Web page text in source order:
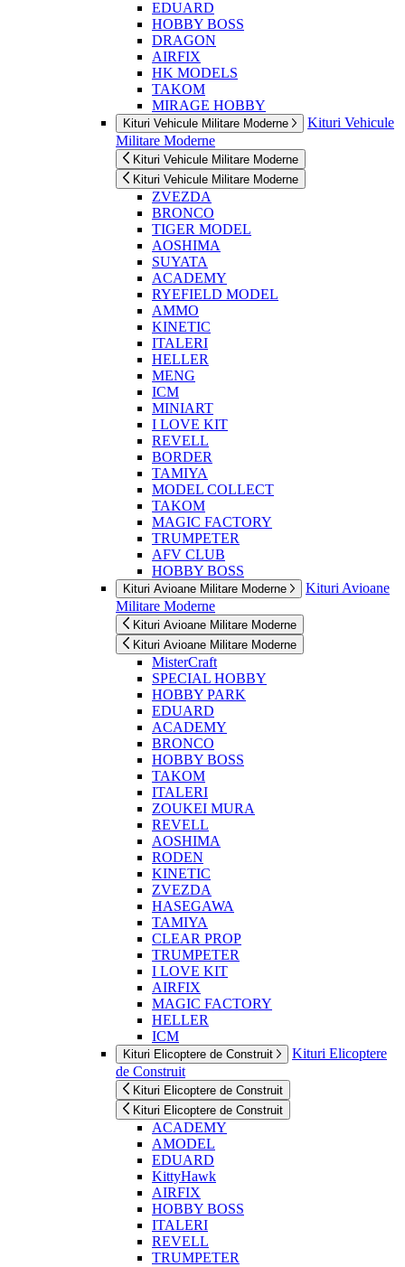
EDUARD
HOBBY BOSS
DRAGON
AIRFIX
HK MODELS
TAKOM
MIRAGE HOBBY
Kituri Vehicule Militare Moderne
Kituri Vehicule
Militare Moderne
Kituri Vehicule Militare Moderne
Kituri Vehicule Militare Moderne
ZVEZDA
BRONCO
TIGER MODEL
AOSHIMA
SUYATA
ACADEMY
RYEFIELD MODEL
AMMO
KINETIC
ITALERI
HELLER
MENG
ICM
MINIART
I LOVE KIT
REVELL
BORDER
TAMIYA
MODEL COLLECT
TAKOM
MAGIC FACTORY
TRUMPETER
AFV CLUB
HOBBY BOSS
Kituri Avioane Militare Moderne
Kituri Avioane
Militare Moderne
Kituri Avioane Militare Moderne
Kituri Avioane Militare Moderne
MisterCraft
SPECIAL HOBBY
HOBBY PARK
EDUARD
ACADEMY
BRONCO
HOBBY BOSS
TAKOM
ITALERI
ZOUKEI MURA
REVELL
AOSHIMA
RODEN
KINETIC
ZVEZDA
HASEGAWA
TAMIYA
CLEAR PROP
TRUMPETER
I LOVE KIT
AIRFIX
MAGIC FACTORY
HELLER
ICM
Kituri Elicoptere de Construit
Kituri Elicoptere
de Construit
Kituri Elicoptere de Construit
Kituri Elicoptere de Construit
ACADEMY
AMODEL
EDUARD
KittyHawk
AIRFIX
HOBBY BOSS
ITALERI
REVELL
TRUMPETER